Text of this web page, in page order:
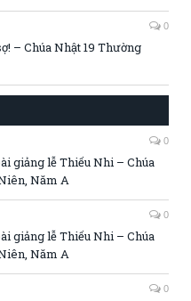
0
– Chúa Nhật 19 Thường
0
giảng lễ Thiếu Nhi – Chúa
Năm A
0
giảng lễ Thiếu Nhi – Chúa
Năm A
0